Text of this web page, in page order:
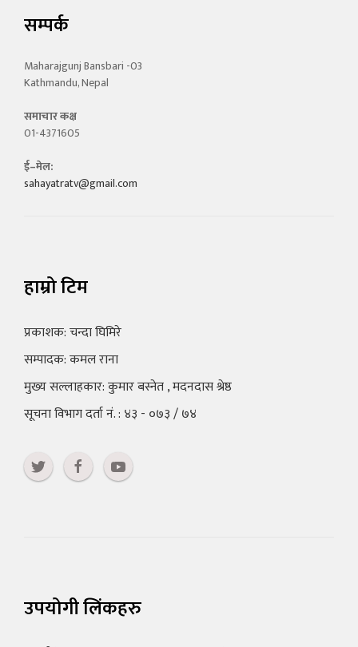
सम्पर्क
Maharajgunj Bansbari -03
Kathmandu, Nepal
समाचार कक्ष
01-4371605
ई–मेल:
sahayatratv@gmail.com
हाम्रो टिम
प्रकाशक: चन्दा घिमिरे
सम्पादक: कमल राना
मुख्य सल्लाहकार: कुमार बस्नेत , मदनदास श्रेष्ठ
सूचना विभाग दर्ता नं. : ४३ - ०७३ / ७४
उपयोगी लिंकहरु